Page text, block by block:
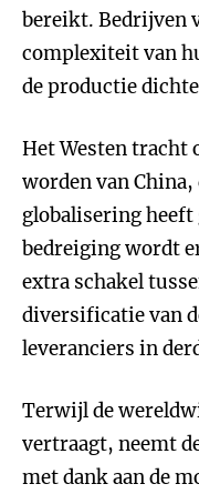
bereikt. Bedrijven
complexiteit van
de productie
Het Westen tracht
worden van China,
globalisering heeft
bedreiging wordt
extra schakel
diversificatie van
leveranciers in
Terwijl de
vertraagt, neemt
met dank aan de